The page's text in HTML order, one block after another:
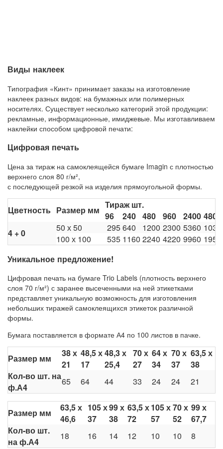
Виды наклеек
Типография «Кинт» принимает заказы на изготовление
наклеек разных видов: на бумажных или полимерных
носителях. Существует несколько категорий этой продукции:
рекламные, информационные, имиджевые. Мы изготавливаем
наклейки способом цифровой печати:
Цифровая печать
Цена за тираж на самоклеящейся бумаге Imagin с плотностью
верхнего слоя 80 г/м²,
с последующей резкой на изделия прямоугольной формы.
Цветность Размер мм Тираж шт.
96
240 480 960 2400 4800
4 + 0
50 х 50 295640 1200 2300 5360
100 х 100
535 1160 2240 4220 9960
Уникальное предложение!
Цифровая печать на бумаге Trio Labels (плотность верхнего
слоя 70 г/м²) с заранее высеченными на ней этикетками
представляет уникальную возможность для изготовления
небольших тиражей самоклеящихся этикеток различной
формы.
Бумага поставляется в формате А4 по 100 листов в пачке.
Размер мм
38 х
21
48,5 х
17
48,3 х
25,4
70 х
27
64 х
34
70 х
37
63,5 х
38
Кол-во шт. на
ф.А4
65 64 44 33 24 24 21
Размер мм
63,5 х
46,6
105 х
37
99 х
38
63,5 х
72
105 х
57
70 х
52
99 х
67,7
Кол-во шт.
на ф.А4
18 16 14 12 10 10 8